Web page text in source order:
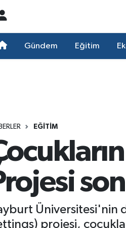
Gündem Eğitim
EĞITIM
Üniversitesi'nin
projesi,
Durumu ve Fikstür
Haberleri